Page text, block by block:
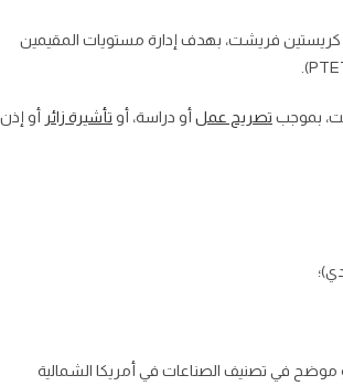
كريستين فريشت، بهدف إدارة مستويات المقيمين
بموجب تصريح عمل أو دراسة، أو تأشيرة زائر أو إذن
في تصنيف الصناعات في أمريكا الشمالية